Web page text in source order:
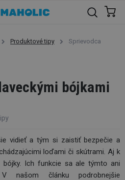
Produktové tipy
Sprievodca
bójkami
vidieť a tým si zaistiť bezpečie a
loďami či skútrami. Aj k
Ich funkcie sa ale týmto ani
V našom článku podrobnejšie